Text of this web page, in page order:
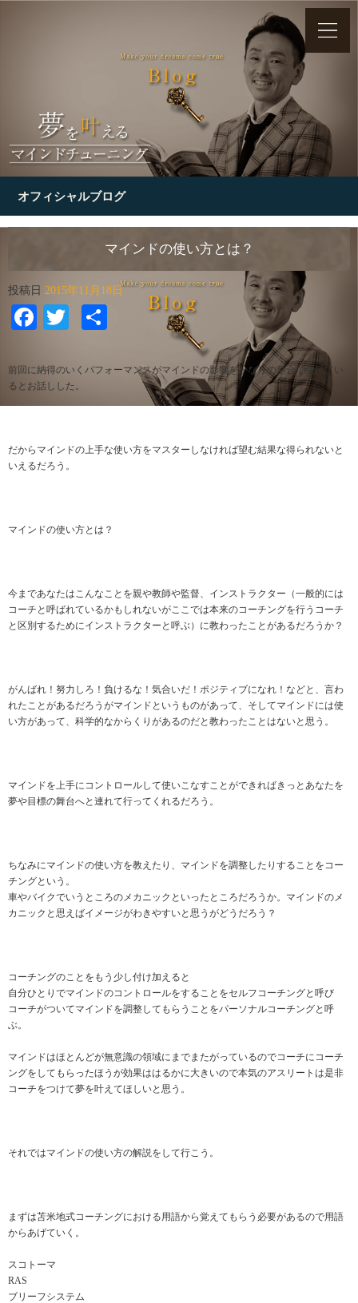
オフィシャルブログ
マインドの使い方とは？
投稿日 2015年11月18日
Facebook
Twitter
前回に納得のいくパフォーマンスがマインドの影響をかなりの割合で受けてい
るとお話しした。
だからマインドの上手な使い方をマスターしなければ望む結果な得られないと
いえるだろう。
マインドの使い方とは？
今まであなたはこんなことを親や教師や監督、インストラクター（一般的には
コーチと呼ばれているかもしれないがここでは本来のコーチングを行うコーチ
と区別するためにインストラクターと呼ぶ）に教わったことがあるだろうか？
がんばれ！努力しろ！負けるな！気合いだ！ポジティブになれ！などと、言わ
れたことがあるだろうがマインドというものがあって、そしてマインドには使
い方があって、科学的なからくりがあるのだと教わったことはないと思う。
マインドを上手にコントロールして使いこなすことができればきっとあなたを
夢や目標の舞台へと連れて行ってくれるだろう。
ちなみにマインドの使い方を教えたり、マインドを調整したりすることをコー
チングという。
車やバイクでいうところのメカニックといったところだろうか。マインドのメ
カニックと思えばイメージがわきやすいと思うがどうだろう？
コーチングのことをもう少し付け加えると
自分ひとりでマインドのコントロールをすることをセルフコーチングと呼び
コーチがついてマインドを調整してもらうことをパーソナルコーチングと呼
ぶ。
マインドはほとんどが無意識の領域にまでまたがっているのでコーチにコーチ
ングをしてもらったほうが効果ははるかに大きいので本気のアスリートは是非
コーチをつけて夢を叶えてほしいと思う。
それではマインドの使い方の解説をして行こう。
まずは苫米地式コーチングにおける用語から覚えてもらう必要があるので用語
からあげていく。
スコトーマ
RAS
ブリーフシステム